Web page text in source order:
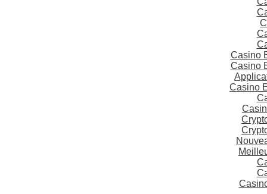
Casino
Casino
Casino